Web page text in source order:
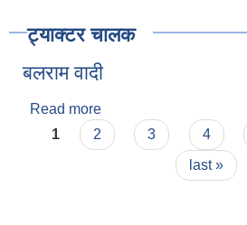
ट्याक्टर चालक
बलराम वादी
Read more
Pages
1 2 3 4
last »